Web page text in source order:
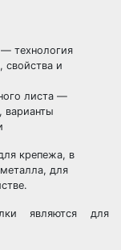
технология
свойства и
листа —
варианты
крепежа, в
для
являются для